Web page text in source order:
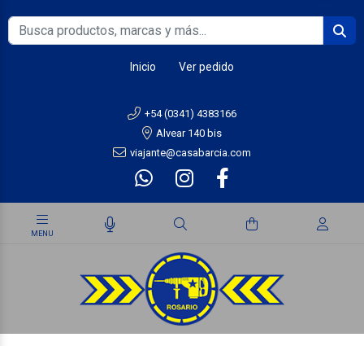
Inicio Ver pedido
+54 (0341) 4383166
Alvear 140 bis
viajante@casabarcia.com